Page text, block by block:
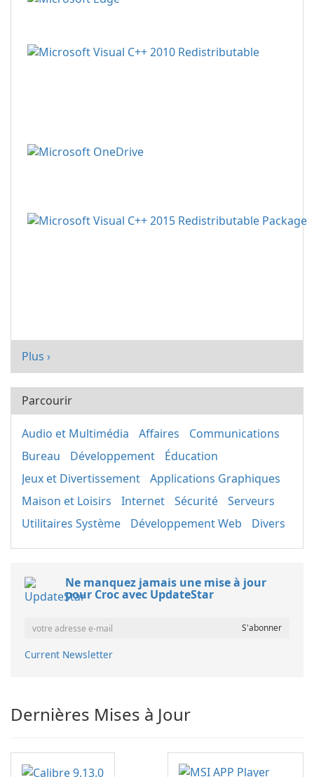
Plus ›
Parcourir
Audio et Multimédia Affaires
Communications
Bureau
Développement
Éducation
Jeux et Divertissement
Applications Graphiques
Maison et Loisirs
Internet Sécurité
Serveurs
Utilitaires Système
Développement Web Divers
Ne manquez jamais une mise à jour
pour Croc avec UpdateStar
Current Newsletter
Dernières Mises à Jour